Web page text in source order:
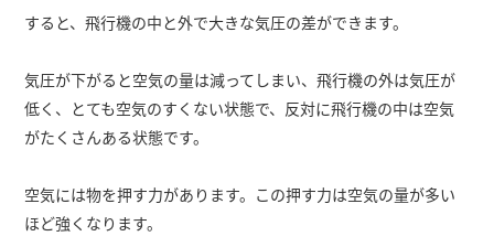
すると、飛行機の中と外で大きな気圧の差ができます。
気圧が下がると空気の量は減ってしまい、飛行機の外は気圧が
低く、とても空気のすくない状態で、反対に飛行機の中は空気
がたくさんある状態です。
空気には物を押す力があります。この押す力は空気の量が多い
ほど強くなります。